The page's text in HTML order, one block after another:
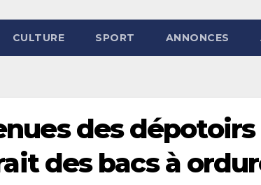
CULTURE SPORT ANNONCES
des dépotoirs
des bacs à